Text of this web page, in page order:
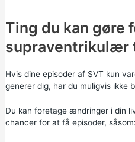
Ting du kan gøre
supraventrikulær
Hvis dine episoder af SVT kun
generer dig, har du muligvis ikke
Du kan foretage ændringer i din
chancer for at få episoder, såsom: